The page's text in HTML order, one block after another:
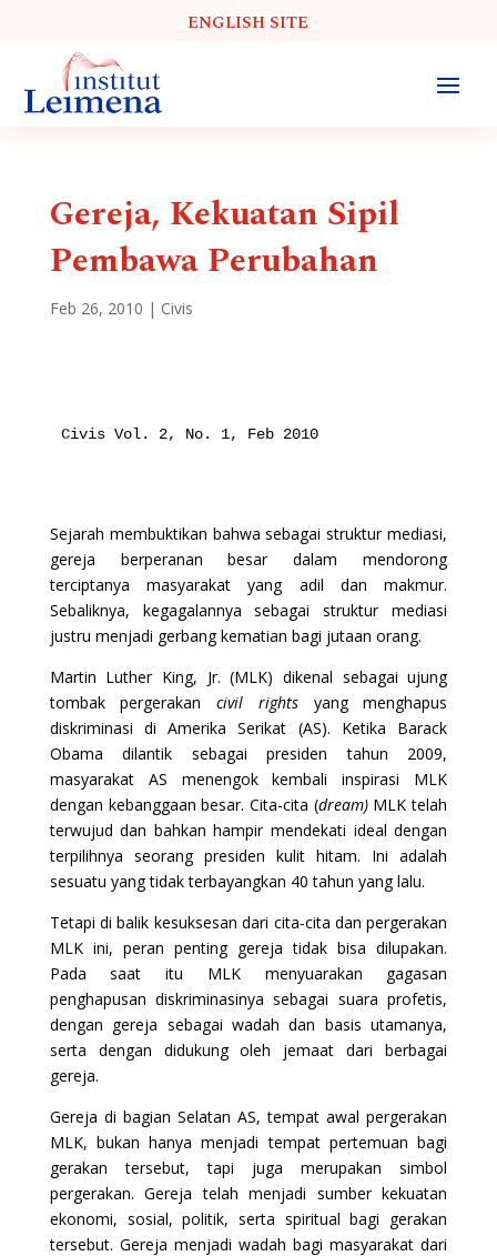
ENGLISH SITE
Gereja, Kekuatan Sipil
Pembawa Perubahan
Feb 26, 2010 | Civis
Civis Vol. 2, No. 1, Feb 2010
Sejarah membuktikan bahwa sebagai struktur mediasi,
gereja berperanan besar dalam mendorong
terciptanya masyarakat yang adil dan makmur.
Sebaliknya, kegagalannya sebagai struktur mediasi
justru menjadi gerbang kematian bagi jutaan orang.
Martin Luther King, Jr. (MLK) dikenal sebagai ujung
tombak pergerakancivil rightsyang menghapus
diskriminasi di Amerika Serikat (AS). Ketika Barack
Obama dilantik sebagai presiden tahun 2009,
masyarakat AS menengok kembali inspirasi MLK
dengan kebanggaan besar. Cita-cita (dream)MLK telah
terwujud dan bahkan hampir mendekati ideal dengan
terpilihnya seorang presiden kulit hitam. Ini adalah
sesuatu yang tidak terbayangkan 40 tahun yang lalu.
Tetapi di balik kesuksesan dari cita-cita dan pergerakan
MLK ini, peran penting gereja tidak bisa dilupakan.
Pada saat itu MLK menyuarakan gagasan
penghapusan diskriminasinya sebagai suara profetis,
dengan gereja sebagai wadah dan basis utamanya,
serta dengan didukung oleh jemaat dari berbagai
gereja.
Gereja di bagian Selatan AS, tempat awal pergerakan
MLK, bukan hanya menjadi tempat pertemuan bagi
gerakan tersebut, tapi juga merupakan simbol
pergerakan. Gereja telah menjadi sumber kekuatan
ekonomi, sosial, politik, serta spiritual bagi gerakan
tersebut. Gereja menjadi wadah bagi masyarakat dari